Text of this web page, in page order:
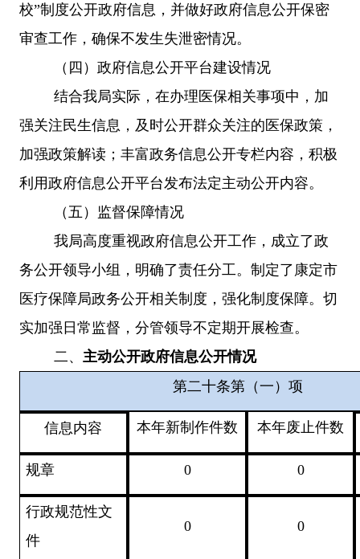
校”制度公开政府信息，并做好政府信息公开保密
审查工作，确保不发生失泄密情况。
（四）政府信息公开平台建设情况
结合我局实际，在办理医保相关事项中，加
强关注民生信息，及时公开群众关注的医保政策，
加强政策解读； 丰富政务信息公开专栏内容 ，积极
利用政府信息公开平台发布法定主动公开内容。
（五）监督保障情况
我局高度重视政府信息公开工作，成立了政
务公开领导小组，明确了责任分工。制定了康定市
医疗保障局政务公开相关制度，强化制度保障。切
实加强日常监督，分管领导不定期开展检查。
二、 主动公开政府信息公开情况
第二十条第（一）项
信息内容 本年新制作件数 本年废止件数
规章 0 0
行政规范性文
件
0 0